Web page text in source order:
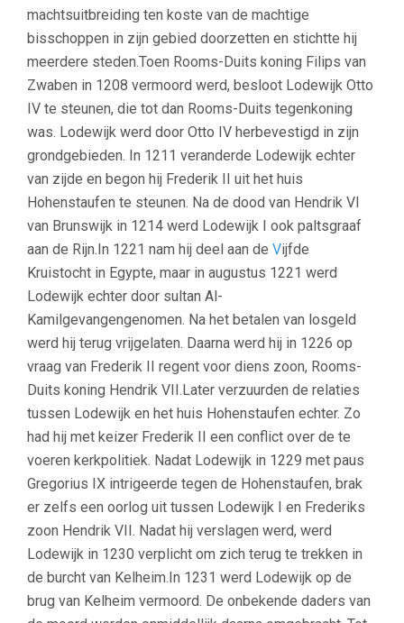
machtsuitbreiding ten koste van de machtige
bisschoppen in zijn gebied doorzetten en stichtte hij
meerdere steden.Toen Rooms-Duits koning Filips van
Zwaben in 1208 vermoord werd, besloot Lodewijk Otto
IV te steunen, die tot dan Rooms-Duits tegenkoning
was. Lodewijk werd door Otto IV herbevestigd in zijn
grondgebieden. In 1211 veranderde Lodewijk echter
van zijde en begon hij Frederik II uit het huis
Hohenstaufen te steunen. Na de dood van Hendrik VI
van Brunswijk in 1214 werd Lodewijk I ook paltsgraaf
aan de Rijn.In 1221 nam hij deel aan de Vijfde
Kruistocht in Egypte, maar in augustus 1221 werd
Lodewijk echter door sultan Al-
Kamilgevangengenomen. Na het betalen van losgeld
werd hij terug vrijgelaten. Daarna werd hij in 1226 op
vraag van Frederik II regent voor diens zoon, Rooms-
Duits koning Hendrik VII.Later verzuurden de relaties
tussen Lodewijk en het huis Hohenstaufen echter. Zo
had hij met keizer Frederik II een conflict over de te
voeren kerkpolitiek. Nadat Lodewijk in 1229 met paus
Gregorius IX intrigeerde tegen de Hohenstaufen, brak
er zelfs een oorlog uit tussen Lodewijk I en Frederiks
zoon Hendrik VII. Nadat hij verslagen werd, werd
Lodewijk in 1230 verplicht om zich terug te trekken in
de burcht van Kelheim.In 1231 werd Lodewijk op de
brug van Kelheim vermoord. De onbekende daders van